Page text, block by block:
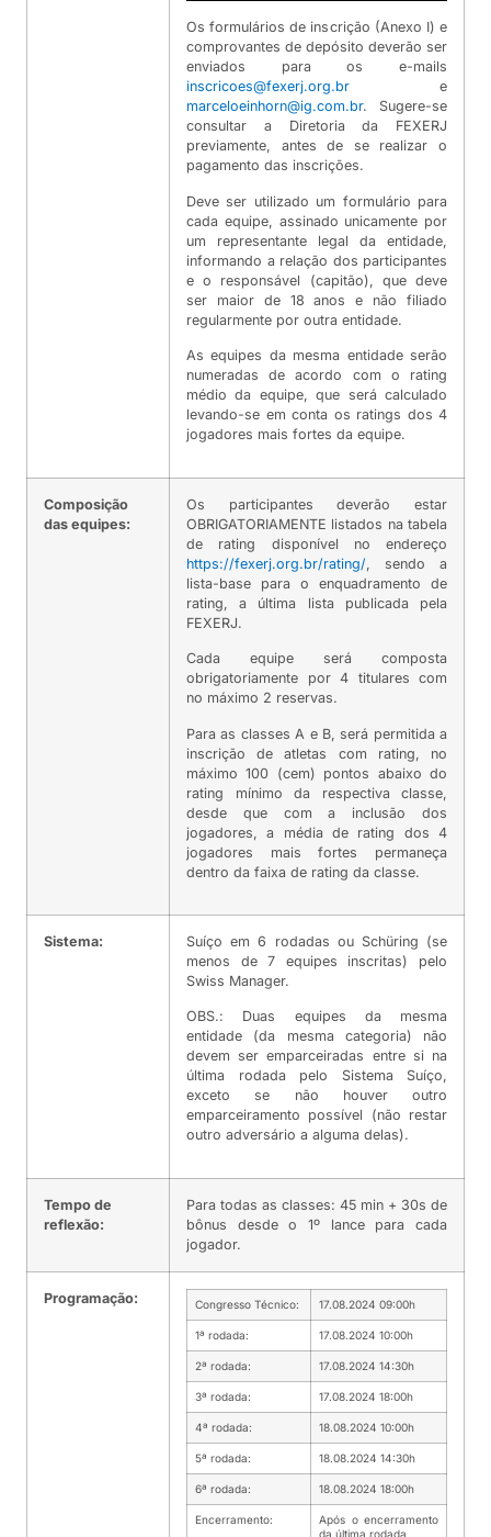
Os formulários de inscrição (Anexo I) e
comprovantes de depósito deverão ser
enviados para os e-mails
inscricoes@fexerj.org.br e
marceloeinhorn@ig.com.br. Sugere-se
consultar a Diretoria da FEXERJ
previamente, antes de se realizar o
pagamento das inscrições.
Deve ser utilizado um formulário para
cada equipe, assinado unicamente por
um representante legal da entidade,
informando a relação dos participantes
e o responsável (capitão), que deve
ser maior de 18 anos e não filiado
regularmente por outra entidade.
As equipes da mesma entidade serão
numeradas de acordo com o rating
médio da equipe, que será calculado
levando-se em conta os ratings dos 4
jogadores mais fortes da equipe.
Composição
das equipes:
Os participantes deverão estar
OBRIGATORIAMENTE listados na tabela
de rating disponível no endereço
https://fexerj.org.br/rating/, sendo a
lista-base para o enquadramento de
rating, a última lista publicada pela
FEXERJ.
Cada equipe será composta
obrigatoriamente por 4 titulares com
no máximo 2 reservas.
Para as classes A e B, será permitida a
inscrição de atletas com rating, no
máximo 100 (cem) pontos abaixo do
rating mínimo da respectiva classe,
desde que com a inclusão dos
jogadores, a média de rating dos 4
jogadores mais fortes permaneça
dentro da faixa de rating da classe.
Sistema:
Suíço em 6 rodadas ou Schüring (se
menos de 7 equipes inscritas) pelo
Swiss Manager.
OBS.: Duas equipes da mesma
entidade (da mesma categoria) não
devem ser emparceiradas entre si na
última rodada pelo Sistema Suíço,
exceto se não houver outro
emparceiramento possível (não restar
outro adversário a alguma delas).
Tempo de
reflexão:
Para todas as classes: 45 min + 30s de
bônus desde o 1º lance para cada
jogador.
Programação: Congresso Técnico: 17.08.2024 09:00h
1ª rodada: 17.08.2024 10:00h
2ª rodada: 17.08.2024 14:30h
3ª rodada: 17.08.2024 18:00h
4ª rodada: 18.08.2024 10:00h
5ª rodada: 18.08.2024 14:30h
6ª rodada: 18.08.2024 18:00h
Encerramento:
Após o encerramento
da última rodada